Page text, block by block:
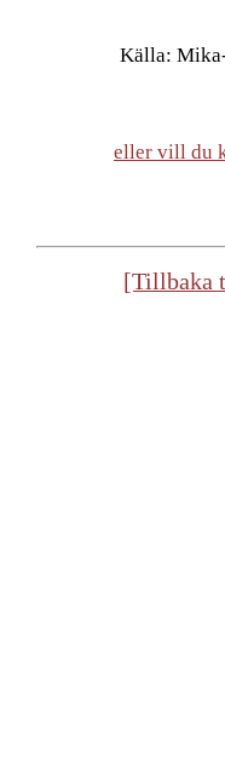
Källa:
eller vill du
[Tillbaka